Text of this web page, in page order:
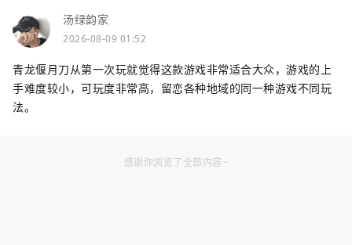
汤绿韵家
2026-08-09 01:52
青龙偃月刀从第一次玩就觉得这款游戏非常适合大众，游戏的上
手难度较小，可玩度非常高，留恋各种地域的同一种游戏不同玩
法。
感谢你浏览了全部内容~